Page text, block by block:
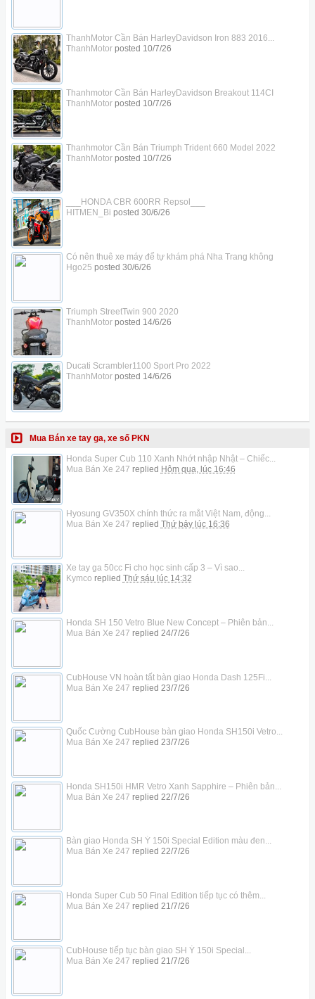
ThanhMotor Cần Bán HarleyDavidson Iron 883 2016...
ThanhMotorposted 10/7/26
Thanhmotor Cần Bán HarleyDavidson Breakout 114CI
ThanhMotorposted 10/7/26
Thanhmotor Cần Bán Triumph Trident 660 Model 2022
ThanhMotorposted 10/7/26
___HONDA CBR 600RR Repsol___
HITMEN_Bi posted 30/6/26
Có nên thuê xe máy để tự khám phá Nha Trang không
Hgo25 posted 30/6/26
Triumph StreetTwin 900 2020
ThanhMotorposted 14/6/26
Ducati Scrambler1100 Sport Pro 2022
ThanhMotorposted 14/6/26
Mua Bán xe tay ga, xe số PKN
Honda Super Cub 110 Xanh Nhớt nhập Nhật – Chiếc...
Mua Bán Xe 247 replied Hôm qua, lúc 16:46
Hyosung GV350X chính thức ra mắt Việt Nam, động...
Mua Bán Xe 247 replied Thứ bảy lúc 16:36
Xe tay ga 50cc Fi cho học sinh cấp 3 – Vì sao...
Kymco replied Thứ sáu lúc 14:32
Honda SH 150 Vetro Blue New Concept – Phiên bản...
Mua Bán Xe 247 replied 24/7/26
CubHouse VN hoàn tất bàn giao Honda Dash 125Fi...
Mua Bán Xe 247 replied 23/7/26
Quốc Cường CubHouse bàn giao Honda SH150i Vetro...
Mua Bán Xe 247 replied 23/7/26
Honda SH150i HMR Vetro Xanh Sapphire – Phiên bản...
Mua Bán Xe 247 replied 22/7/26
Bàn giao Honda SH Ý 150i Special Edition màu đen...
Mua Bán Xe 247 replied 22/7/26
Honda Super Cub 50 Final Edition tiếp tục có thêm...
Mua Bán Xe 247 replied 21/7/26
CubHouse tiếp tục bàn giao SH Ý 150i Special...
Mua Bán Xe 247 replied 21/7/26